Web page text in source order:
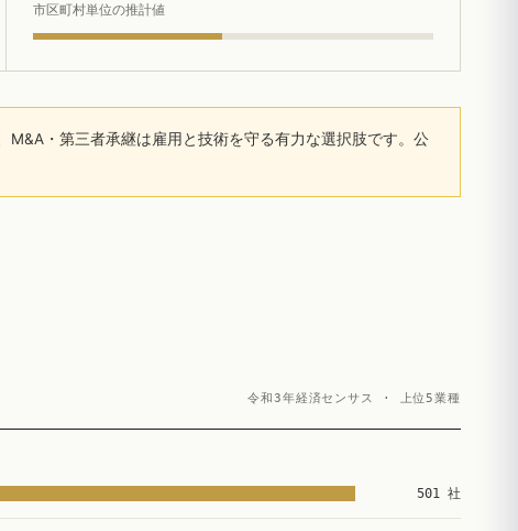
市区町村単位の推計値
・第三者承継は雇用と技術を守る有力な選択肢です。公
令和3年経済センサス · 上位5業種
501 社